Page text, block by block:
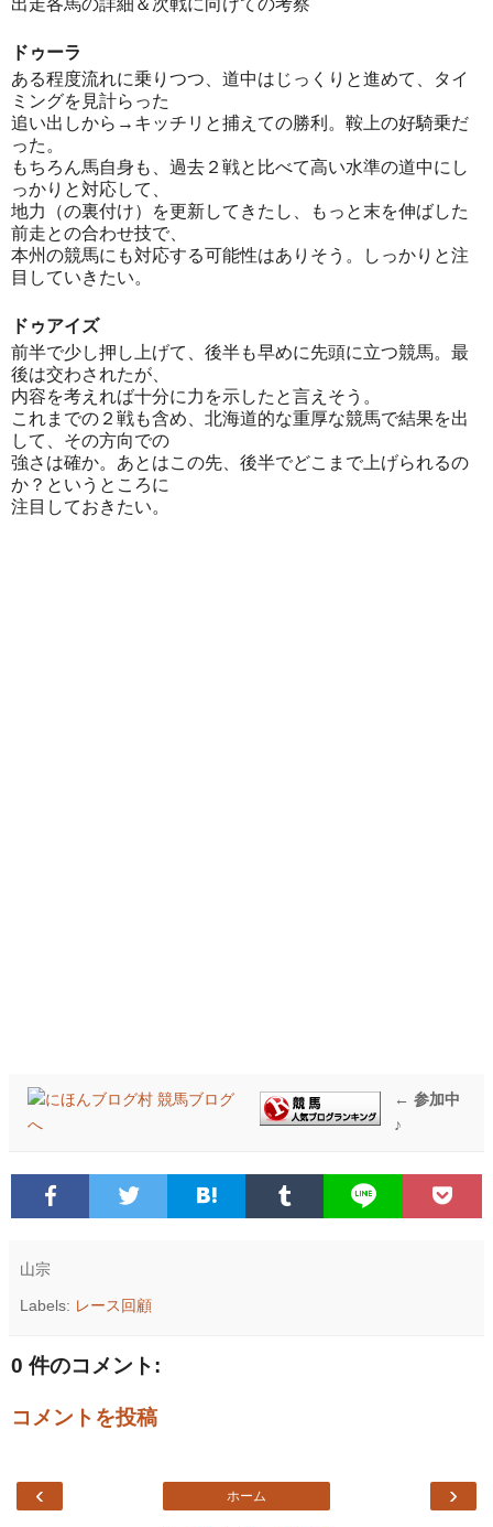
ドゥーラ
ある程度流れに乗りつつ、道中はじっくりと進めて、タイ
ミングを見計らった
追い出しから→キッチリと捕えての勝利。鞍上の好騎乗だ
った。
もちろん馬自身も、過去２戦と比べて高い水準の道中にし
っかりと対応して、
地力（の裏付け）を更新してきたし、もっと末を伸ばした
前走との合わせ技で、
本州の競馬にも対応する可能性はありそう。しっかりと注
目していきたい。
ドゥアイズ
前半で少し押し上げて、後半も早めに先頭に立つ競馬。最
後は交わされたが、
内容を考えれば十分に力を示したと言えそう。
これまでの２戦も含め、北海道的な重厚な競馬で結果を出
して、その方向での
強さは確か。あとはこの先、後半でどこまで上げられるの
か？というところに
注目しておきたい。
← 参加中
♪
山宗
Labels: レース回顧
0 件のコメント:
コメントを投稿
‹ ›
ホーム